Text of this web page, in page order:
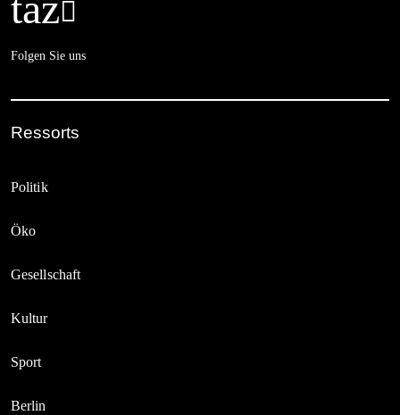

Folgen Sie uns
Ressorts
Politik
Öko
Gesellschaft
Kultur
Sport
Berlin